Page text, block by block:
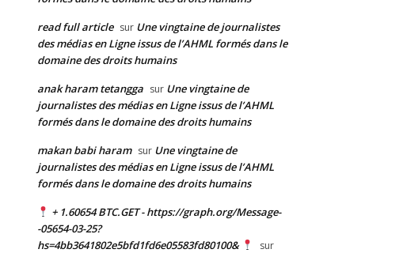
read full article sur Une vingtaine de journalistes
des médias en Ligne issus de l’AHML formés dans le
domaine des droits humains
anak haram tetangga sur Une vingtaine de
journalistes des médias en Ligne issus de l’AHML
formés dans le domaine des droits humains
makan babi haram sur Une vingtaine de
journalistes des médias en Ligne issus de l’AHML
formés dans le domaine des droits humains
+ 1.60654 BTC.GET - https://graph.org/Message-
-05654-03-25?
hs=4bb3641802e5bfd1fd6e05583fd80100&
sur